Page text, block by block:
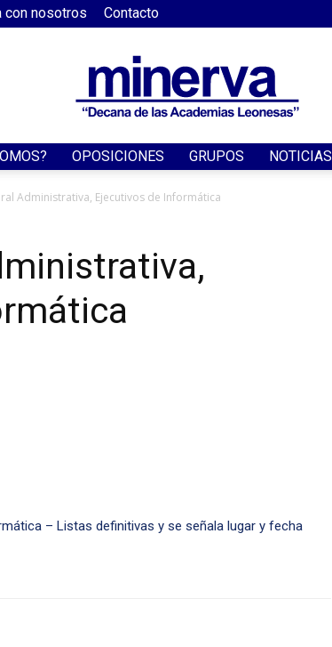
con nosotros Contacto
OPOSICIONES GRUPOS NOTICIAS
Administrativa, Ejecutivos de Informática
– Listas definitivas y se señala lugar y fecha